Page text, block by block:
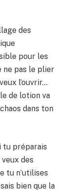
des
pour les
ne pas le plier
l’ouvrir…
de lotion va
dans ton
tu préparais
des
tu n’utilises
bien que la